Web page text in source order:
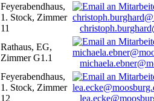
Feyerabendhaus,
1. Stock, Zimmer
11
Rathaus, EG,
Zimmer G1.1
Feyerabendhaus,
1. Stock, Zimmer
12